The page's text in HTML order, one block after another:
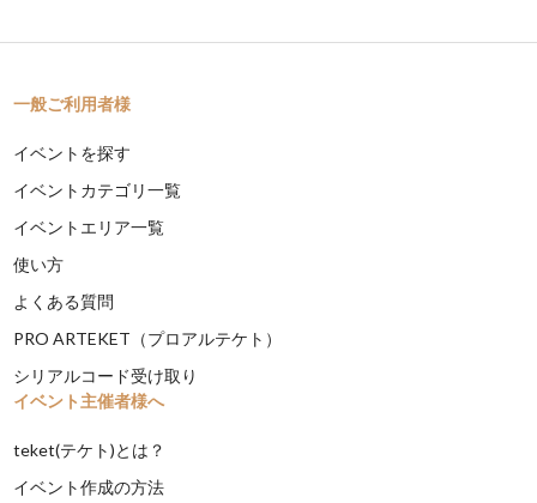
一般ご利用者様
イベントを探す
イベントカテゴリ一覧
イベントエリア一覧
使い方
よくある質問
PRO ARTEKET（プロアルテケト）
シリアルコード受け取り
イベント主催者様へ
teket(テケト)とは？
イベント作成の方法